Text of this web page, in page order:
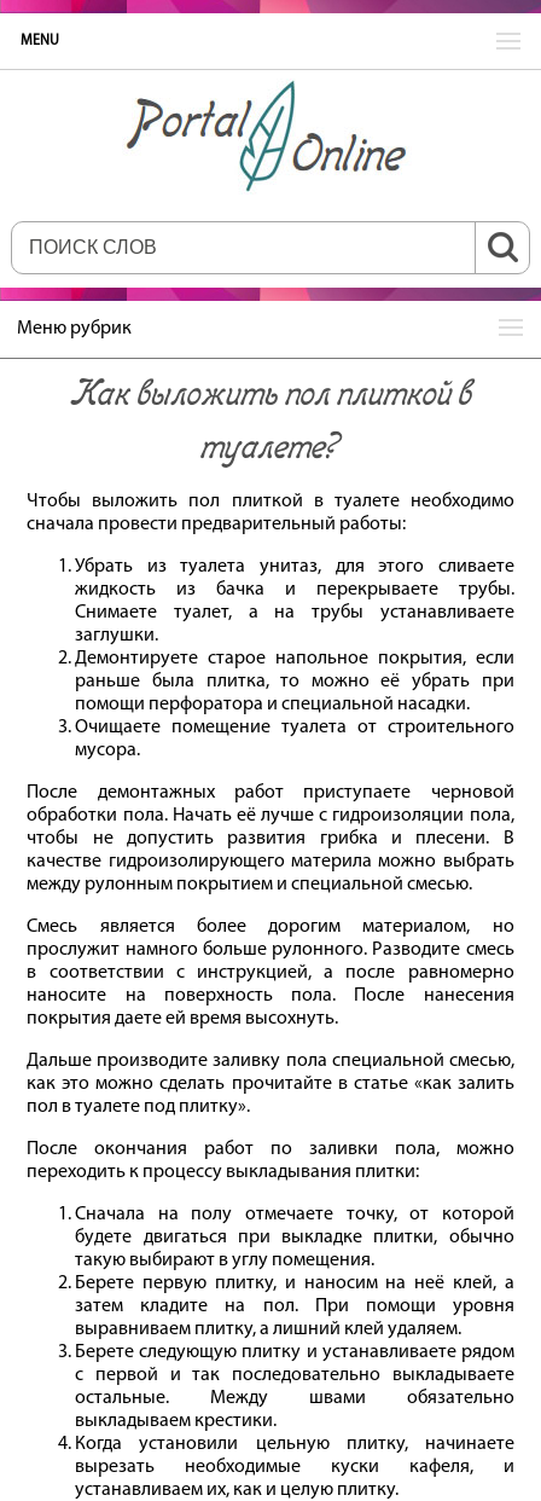
MENU
Меню рубрик
Как выложить пол плиткой в
туалете?
Чтобы выложить пол плиткой в туалете необходимо
сначала провести предварительный работы:
Убрать из туалета унитаз, для этого сливаете
жидкость из бачка и перекрываете трубы.
Снимаете туалет, а на трубы устанавливаете
заглушки.
Демонтируете старое напольное покрытия, если
раньше была плитка, то можно её убрать при
помощи перфоратора и специальной насадки.
Очищаете помещение туалета от строительного
мусора.
После демонтажных работ приступаете черновой
обработки пола. Начать её лучше с гидроизоляции пола,
чтобы не допустить развития грибка и плесени. В
качестве гидроизолирующего материла можно выбрать
между рулонным покрытием и специальной смесью.
Смесь является более дорогим материалом, но
прослужит намного больше рулонного. Разводите смесь
в соответствии с инструкцией, а после равномерно
наносите на поверхность пола. После нанесения
покрытия даете ей время высохнуть.
Дальше производите заливку пола специальной смесью,
как это можно сделать прочитайте в статье «как залить
пол в туалете под плитку».
После окончания работ по заливки пола, можно
переходить к процессу выкладывания плитки:
Сначала на полу отмечаете точку, от которой
будете двигаться при выкладке плитки, обычно
такую выбирают в углу помещения.
Берете первую плитку, и наносим на неё клей, а
затем кладите на пол. При помощи уровня
выравниваем плитку, а лишний клей удаляем.
Берете следующую плитку и устанавливаете рядом
с первой и так последовательно выкладываете
остальные. Между швами обязательно
выкладываем крестики.
Когда установили цельную плитку, начинаете
вырезать необходимые куски кафеля, и
устанавливаем их, как и целую плитку.